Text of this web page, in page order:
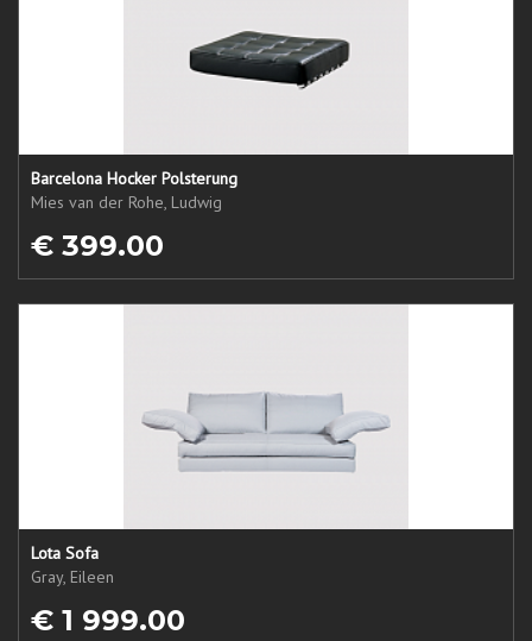
Barcelona Hocker Polsterung
Mies van der Rohe, Ludwig
€ 399.00
Lota Sofa
Gray, Eileen
€ 1 999.00